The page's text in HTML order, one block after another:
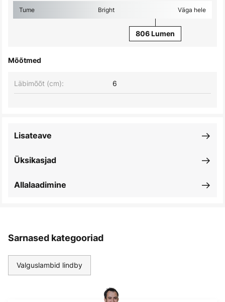
Tume Bright Väga hele
806 Lumen
Mõõtmed
Läbimõõt (cm): 6
Üksikasjad
Lisateave
Allalaadimine
Sarnased kategooriad
Valguslambid lindby